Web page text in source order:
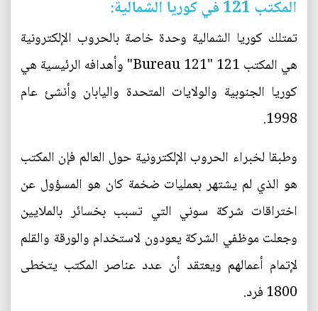
المكتب 121 في كوريا الشمالية:
تمتلك كوريا الشمالية وحدة خاصة بالحروب الإلكترونية
هي المكتب 121 "Bureau 121" وأهدافه الرئيسية هي
كوريا الجنوبية والولايات المتحدة واليابان وأنشئ عام
1998.
وطبقا لخبراء الحروب الإلكترونية حول العالم فإن المكتب
هو الذي لم يشتهر بعمليات ضخمة كان هو المسؤول عن
اختراقات شركة سوني التي تسبب بخسائر بالملايين
وجعلت موظفي الشركة يعودون لاستخدام والورقة والقلم
لإتمام أعمالهم ويعتقد أن عدد عناصر المكتب يتخطى
1800 فرد.